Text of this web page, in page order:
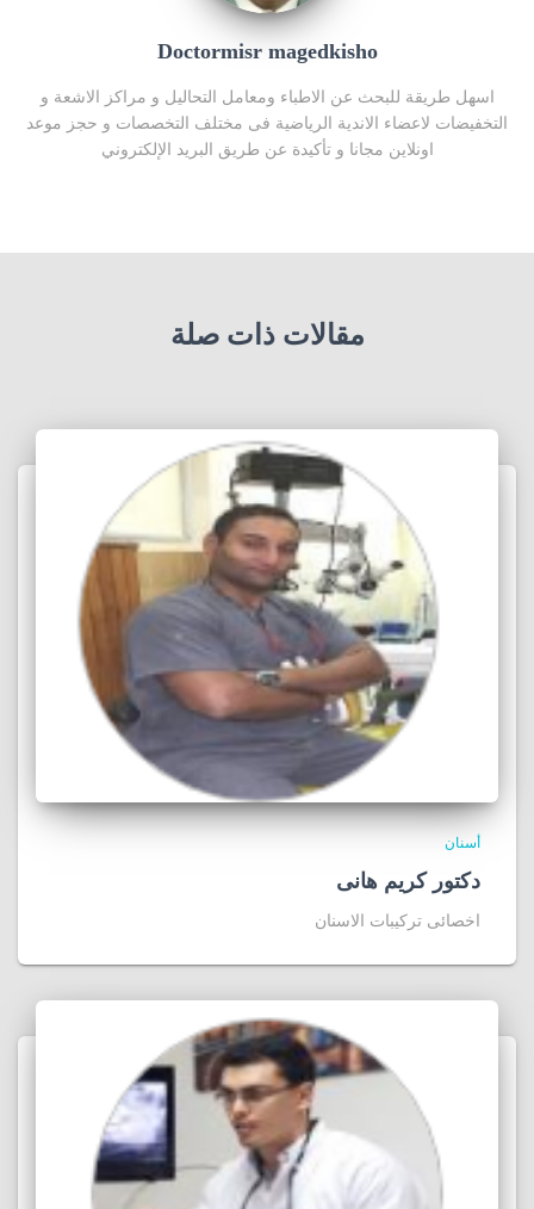
Doctormisr magedkisho
اسهل طريقة للبحث عن الاطباء ومعامل التحاليل و مراكز الاشعة و
التخفيضات لاعضاء الاندية الرياضية فى مختلف التخصصات و حجز موعد
اونلاين مجانا و تأكيدة عن طريق البريد الإلكتروني
مقالات ذات صلة
أسنان
دكتور كريم هانى
اخصائى تركيبات الاسنان